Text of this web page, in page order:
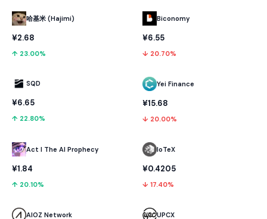
哈基米 (Hajimi)
¥2.68
↑ 23.00%
SQD
¥6.65
↑ 22.80%
Act I The AI Prophecy
¥1.84
↑ 20.10%
AIOZ Network
Biconomy
¥6.55
↓ 20.70%
Yei Finance
¥15.68
↓ 20.00%
IoTeX
¥0.4205
↓ 17.40%
UPCX